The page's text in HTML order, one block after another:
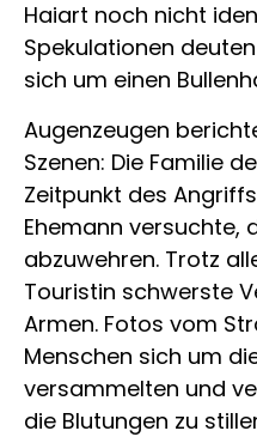
Haiart noch nicht
Spekulationen
sich um einen
Augenzeugen
Szenen: Die Familie
Zeitpunkt des
Ehemann versuchte,
abzuwehren. Trotz
Touristin schwerste
Armen. Fotos vom
Menschen sich um
versammelten und
die Blutungen zu